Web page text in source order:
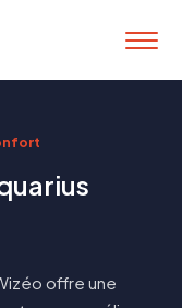
offre une